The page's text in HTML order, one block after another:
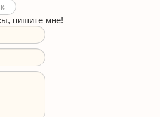
пишите мне!